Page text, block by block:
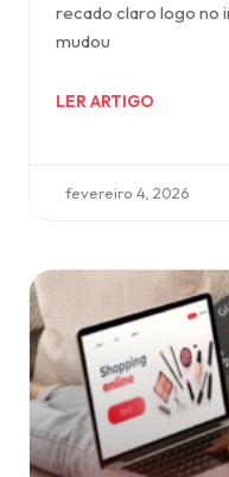
recado claro logo no
mudou
LER ARTIGO
fevereiro 4, 2026